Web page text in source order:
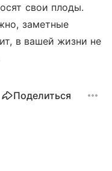
свои плоды.
заметные
в вашей жизни не
Поделиться